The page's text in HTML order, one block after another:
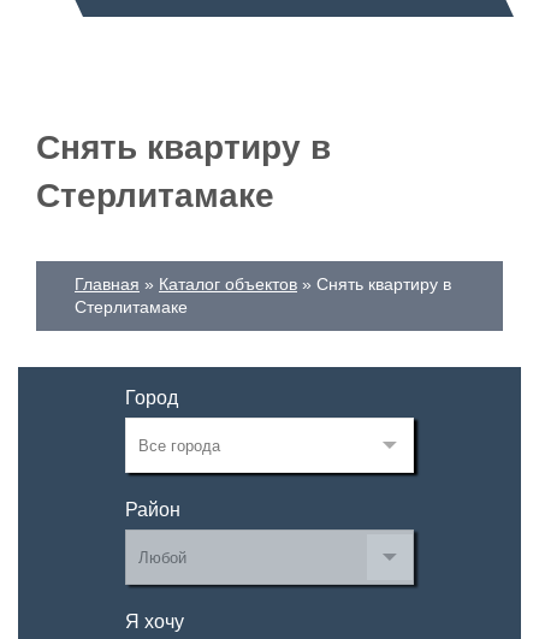
Снять квартиру в
Стерлитамаке
Главная Каталог объектов
Снять квартиру в
Стерлитамаке
Город
Район
Я хочу